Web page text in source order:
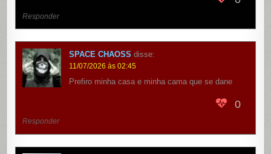
Responder
SPACE CHAOSS disse:
11/07/2026 às 02:45
Prefiro minha casa e minha cama que se dane
0
Responder